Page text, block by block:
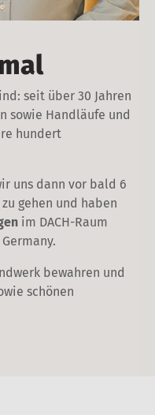
seit über 30 Jahren
sowie Handläufe und
hundert
uns dann vor bald 6
gehen und haben
im DACH-Raum
bewahren und
schönen